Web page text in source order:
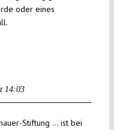
oder eines
14:03
Stiftung … ist bei